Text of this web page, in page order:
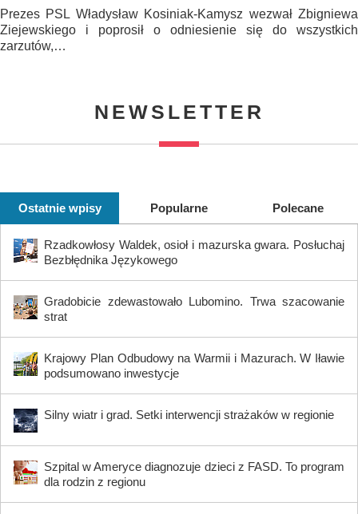
Prezes PSL Władysław Kosiniak-Kamysz wezwał Zbigniewa
Ziejewskiego i poprosił o odniesienie się do wszystkich
zarzutów,…
NEWSLETTER
Ostatnie wpisy Popularne Polecane
Rzadkowłosy Waldek, osioł i mazurska gwara. Posłuchaj
Bezbłędnika Językowego
Gradobicie zdewastowało Lubomino. Trwa szacowanie
strat
Krajowy Plan Odbudowy na Warmii i Mazurach. W Iławie
podsumowano inwestycje
Silny wiatr i grad. Setki interwencji strażaków w regionie
Szpital w Ameryce diagnozuje dzieci z FASD. To program
dla rodzin z regionu